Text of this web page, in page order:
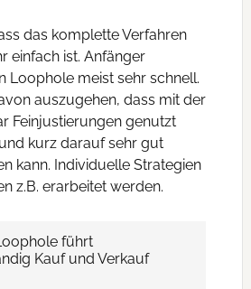
das komplette Verfahren
einfach ist. Anfänger
Loophole meist sehr schnell.
auszugehen, dass mit der
Feinjustierungen genutzt
kurz darauf sehr gut
kann. Individuelle Strategien
z.B. erarbeitet werden.
führt
Kauf und Verkauf